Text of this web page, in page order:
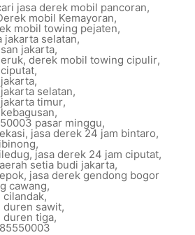
jasa derek mobil pancoran,
mobil Kemayoran,
mobil towing pejaten,
jakarta selatan,
jakarta,
, derek mobil towing cipulir,
,
,
selatan,
timur,
,
pasar minggu,
, jasa derek 24 jam bintaro,
,
,jasa derek 24 jam ciputat,
setia budi jakarta,
, jasa derek gendong bogor
cawang,
cilandak,
duren sawit,
duren tiga,